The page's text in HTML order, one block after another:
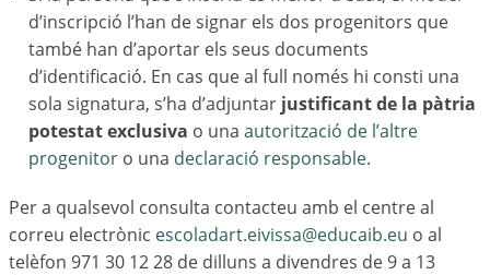
d’inscripció l’han de signar els dos progenitors que
també han d’aportar els seus documents
d’identificació. En cas que al full només hi consti una
sola signatura, s’ha d’adjuntar justificant de la pàtria
potestat exclusiva o una autorització de l’altre
progenitor o una declaració responsable.
Per a qualsevol consulta contacteu amb el centre al
correu electrònic escoladart.eivissa@educaib.eu o al
telèfon 971 30 12 28 de dilluns a divendres de 9 a 13